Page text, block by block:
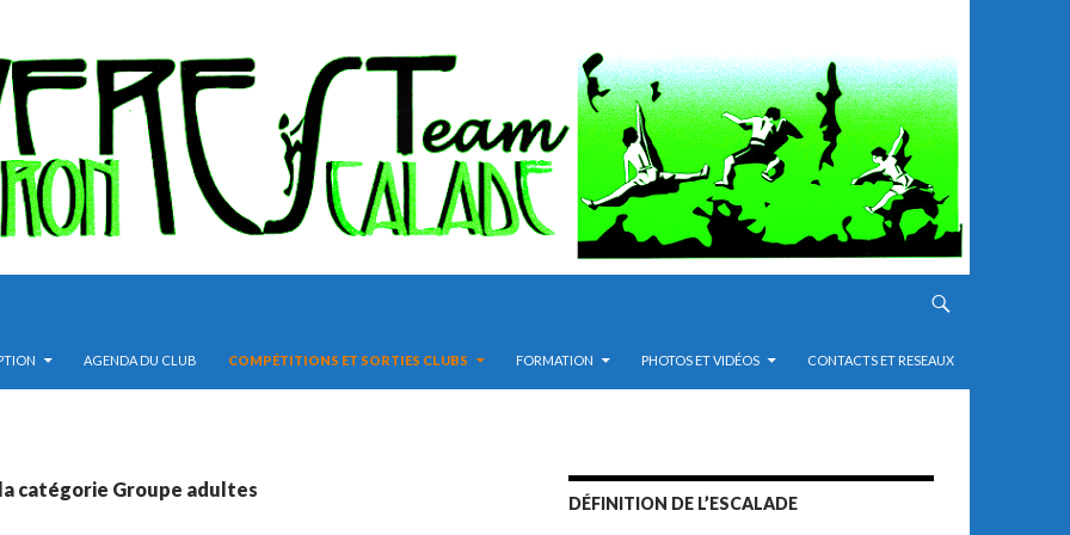
AGENDA DU CLUB COMPÉTITIONS ET SORTIES CLUBS FORMATION PHOTOS ET VIDÉOS CONTACTS ET RESEAUX
catégorie Groupe adultes
DÉFINITION DE L’ESCALADE